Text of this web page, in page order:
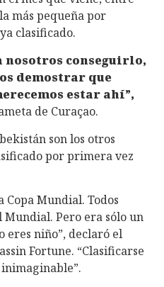
más pequeña por
clasificado.
nosotros conseguirlo,
demostrar que
estar ahí”,
de Curaçao.
son los otros
por primera vez
Copa Mundial. Todos
Mundial. Pero era sólo un
eres niño”, declaró el
Fortune. “Clasificarse